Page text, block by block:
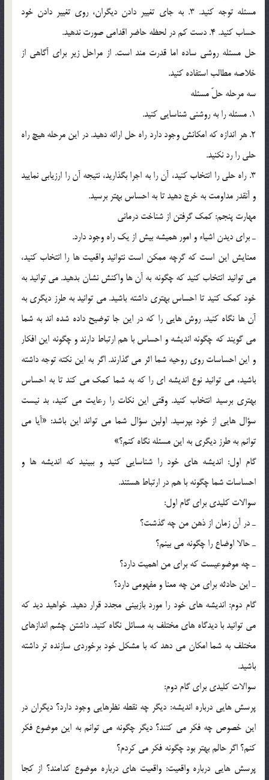
مسئله توجه کنيد. 3. به جاي تغيير دادن ديگران، روي تغيير دادن خود
حساب کنيد. 4. دست کم در لحظه حاضر اقدامي صورت ندهيد.
حل مسئله روشي ساده اما قدرت مند است. از مراحل زير براي آگاهي از
خلاصه مطالب استفاده کنيد.
سه مرحله حلّ مسئله
1. مسئله را به روشني شناسايي کنيد.
2. هر اندازه که امکانش وجود دارد راه حل ارائه دهيد. در اين مرحله هيچ راه
حلي را رد نکنيد.
3. راه حلي را انتخاب کنيد، آن را به اجرا بگذاريد، نتيجه آن را ارزيابي نماييد
و آنقدر مداومت به خرج دهيد تا به احساس بهتر برسيد.
مهارت پنجم: کمک گرفتن از شناخت درماني
ـ براي ديدن اشياء و امور هميشه بيش از يک راه وجود دارد.
معنايش اين است که گرچه ممکن است نتوانيد واقعيت ها را انتخاب کنيد،
مي توانيد انتخاب کنيد که چگونه به آن ها واکنش نشان بدهيد. مي توانيد به
خود کمک کنيد تا احساس بهتري داشته باشيد. مي توانيد به طرز ديگري به
آن ها نگاه کنيد. روش هايي را که در اين جا توضيح داده شده اند به شما
مي گويند که چگونه انديشه و احساس با هم ارتباط دارند و چگونه اين افکار
و اين احساسات روي روحيه شما اثر مي گذارند. اگر به اين نکته توجه داشته
باشيد، مي توانيد نوع انديشه اي را که به شما کمک مي کند تا به احساس
بهتري برسيد انتخاب کنيد. وقتي اين نکات را رعايت مي کنيد، بد نيست
سؤال هايي از خود بپرسيد. اولين سؤال شما مي تواند اين باشد: «آيا مي
توانم به طرز ديگري به اين مسئله نگاه کنم؟»
گام اول: انديشه هاي خود را شناسايي کنيد و ببينيد که انديشه ها و
احساسات شما چگونه با هم در ارتباط هستند.
سوالات کليدي براي گام اول:
ـ در آن زمان از ذهن من چه گذشت؟
ـ حالا اوضاع را چگونه مي بينم؟
ـ چه موضوعيست که براي من اهميت دارد؟
ـ اين حادثه براي من چه معنا و مفهومي دارد؟
گام دوم: انديشه هاي خود را مورد بازبيني مجدد قرار دهيد. خواهيد ديد که
مي توانيد با ديدگاه هاي مختلف به مسائل نگاه کنيد. داشتن چشم اندازهاي
مختلف به شما امکان مي دهد که با مشکل خود برخوردي سازنده تر داشته
باشيد.
سوالات کليدي براي گام دوم:
پرسش هايي درباره انديشه: ديگر چه نقطه نظرهايي وجود دارد؟ ديگران در
اين خصوص چه فکر مي کنند؟ ديگر چگونه مي توانم به اين موضوع فکر
کنم؟ اگر حالم بهتر بود چگونه فکر مي کردم؟
پرسش هايي درباره واقعيت: واقعيت هاي درباره موضوع کدامند؟ از کجا